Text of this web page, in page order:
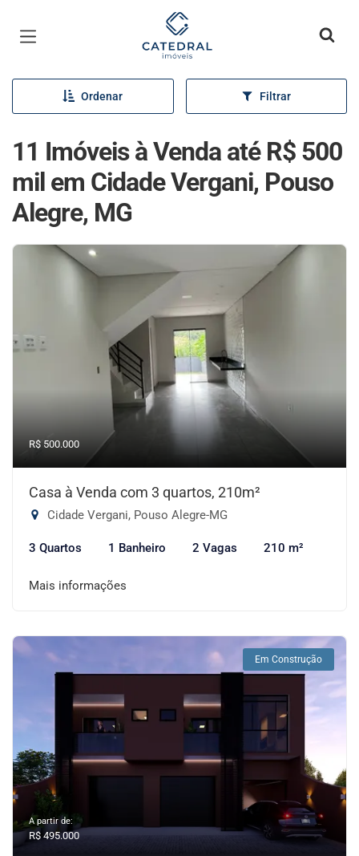
Página inicial
Ordenar Filtrar
11 Imóveis à Venda até R$ 500
mil em Cidade Vergani, Pouso
Alegre, MG
R$ 500.000
Casa à Venda com 3 quartos, 210m²
Cidade Vergani, Pouso Alegre-MG
3 Quartos 1 Banheiro 2 Vagas 210 m²
Mais informações
Em Construção
A partir de:
R$ 495.000